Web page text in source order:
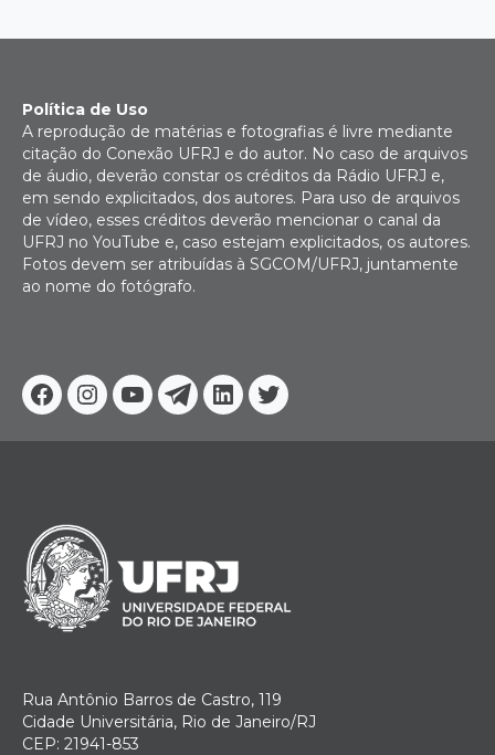
Facebook
Instagram
YoutubeTelegram
Linkedin
Twitter
Política de Uso
A reprodução de matérias e fotografias é livre mediante
citação do Conexão UFRJ e do autor. No caso de arquivos
de áudio, deverão constar os créditos da Rádio UFRJ e,
em sendo explicitados, dos autores. Para uso de arquivos
de vídeo, esses créditos deverão mencionar o canal da
UFRJ no YouTube e, caso estejam explicitados, os autores.
Fotos devem ser atribuídas à SGCOM/UFRJ, juntamente
ao nome do fotógrafo.
Rua Antônio Barros de Castro, 119
Cidade Universitária, Rio de Janeiro/RJ
CEP: 21941-853